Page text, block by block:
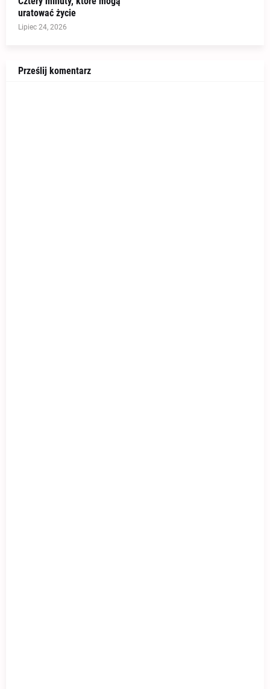
uratować życie
Lipiec 24, 2026
Prześlij komentarz